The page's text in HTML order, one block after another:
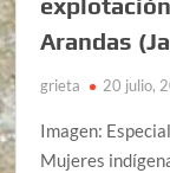
Arandas
grieta 20 julio,
Imagen:
Mujeres